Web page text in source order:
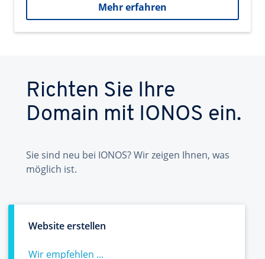
Mehr erfahren
Richten Sie Ihre
Domain mit IONOS ein.
Sie sind neu bei IONOS? Wir zeigen Ihnen, was
möglich ist.
Website erstellen
Wir empfehlen ...